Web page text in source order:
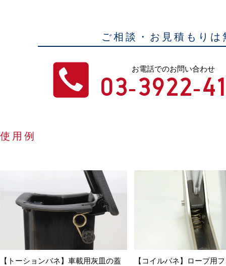
ご相談・お見積もり
お電話でのお問い合わせ
03-3922-
使用例
【トーションバネ】車載用灰皿の蓋
【コイルバネ】ロープ用